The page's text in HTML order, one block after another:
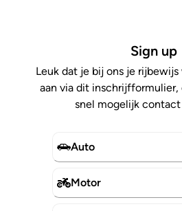
Sign up
Leuk dat je bij ons je
aan via dit
snel mogelijk
Auto
Motor